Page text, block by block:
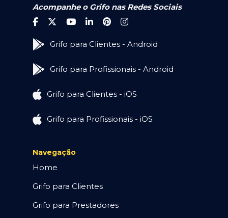
Acompanhe o Grifo nas Redes Sociais
Grifo para Clientes - Android
Grifo para Profissionais - Android
Grifo para Clientes - iOS
Grifo para Profissionais - iOS
Navegação
Home
Grifo para Clientes
Grifo para Prestadores